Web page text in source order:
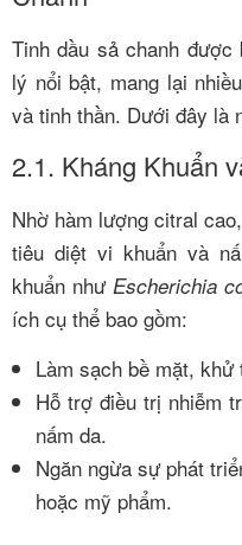
Tinh dầu sả chanh
lý nổi bật, mang lại
và tinh thần. Dưới đây là
2.1. Kháng Khuẩn
Nhờ hàm lượng citral
tiêu diệt vi khuẩn và
khuẩn như Escherichia
ích cụ thể bao gồm:
Làm sạch bề mặt, khử
Hỗ trợ điều trị nhiễm
nấm da.
Ngăn ngừa sự phát
hoặc mỹ phẩm.